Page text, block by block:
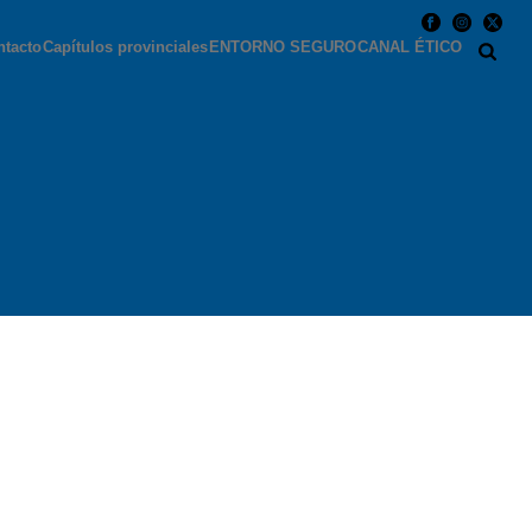
Capítulos provinciales ENTORNO SEGUROCANAL ÉTICO